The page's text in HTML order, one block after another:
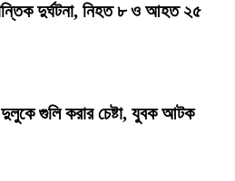
দুর্ঘটনা, নিহত ৮ ও আহত ২৫
গুলি করার চেষ্টা, যুবক আটক